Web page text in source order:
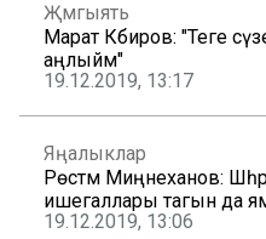
Җәмгыять
Марат Кәбиров: "Теге
аңлыйм"
19.12.2019, 13:17
Яңалыклар
Рөстәм Миңнеханов:
ишегаллары тагын да
19.12.2019, 13:06